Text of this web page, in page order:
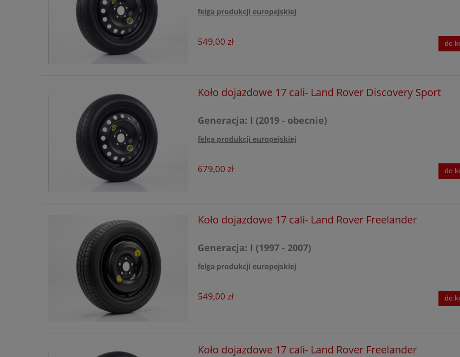
Mercedes
Peugeot
felga produkcji europejskiej
549,00 zł do
Koło dojazdowe 17 cali- Land Rover Discovery Sport
Generacja: I (2019 - obecnie)
felga produkcji europejskiej
679,00 zł do
Koło dojazdowe 17 cali- Land Rover Freelander
Generacja: I (1997 - 2007)
felga produkcji europejskiej
549,00 zł do
Koło dojazdowe 17 cali- Land Rover Freelander